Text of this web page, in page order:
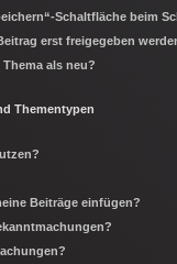
Schaltfläche beim
erst freigegeben
als neu?
Thementypen
Beiträge einfügen?